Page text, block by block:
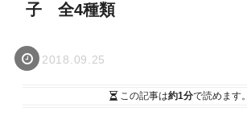
子 全4種類
2018.09.25
この記事は約1分で読めます。